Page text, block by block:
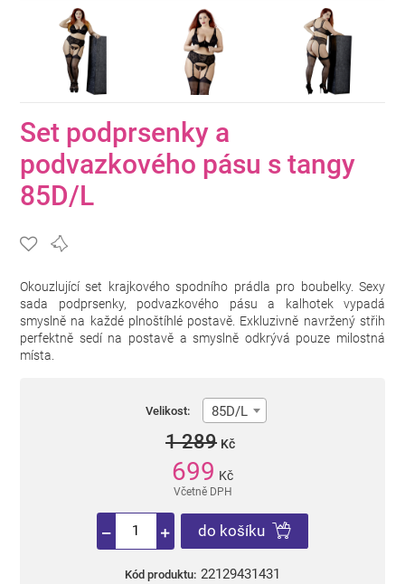
Set podprsenky a
podvazkového pásu s tangy
85D/L
Okouzlující set krajkového spodního prádla pro boubelky. Sexy
sada podprsenky, podvazkového pásu a kalhotek vypadá
smyslně na každé plnoštíhlé postavě. Exkluzivně navržený střih
perfektně sedí na postavě a smyslně odkrývá pouze milostná
místa.
Velikost: 85D/L
1 289 Kč
699 Kč
Včetně DPH
do košíku
Kód produktu: 22129431431